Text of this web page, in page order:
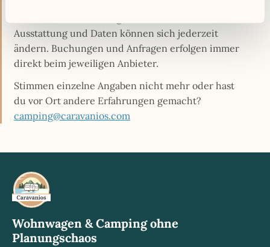
Ausstattung und Daten können sich jederzeit
ändern. Buchungen und Anfragen erfolgen immer
direkt beim jeweiligen Anbieter.
Stimmen einzelne Angaben nicht mehr oder hast
du vor Ort andere Erfahrungen gemacht?
camping@caravanios.com
Wohnwagen & Camping ohne
Planungschaos